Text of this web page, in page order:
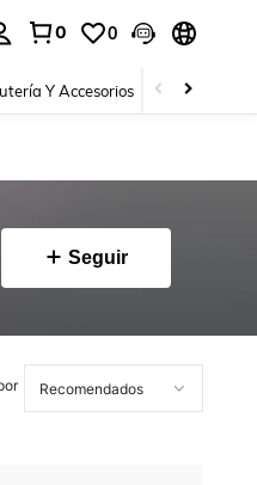
0 0
Y Accesorios Zapatos
Seguir